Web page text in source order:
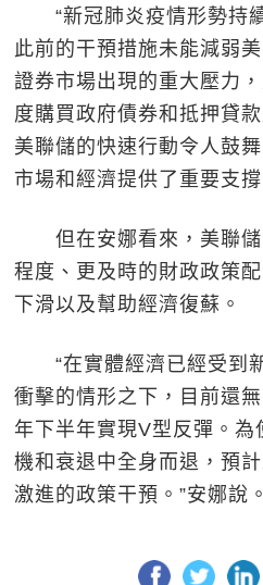
“新冠肺炎疫情形勢持
此前的干預措施未能減弱
證券市場出現的重大壓力
度購買政府債券和抵押貸
美聯儲的快速行動令人鼓
市場和經濟提供了重要支撐
但在安娜看來，美聯儲
程度、更及時的財政政策
下滑以及幫助經濟復蘇。
“在實體經濟已經受到
衝擊的情形之下，目前還
年下半年實現V型反彈。
機和衰退中全身而退，預
激進的政策干預。”安娜說。